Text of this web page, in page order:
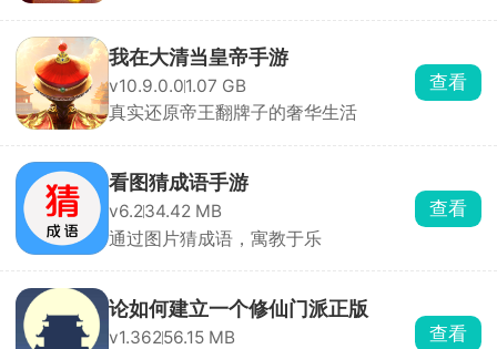
我在大清当皇帝手游
v10.9.0.01.07 GB
真实还原帝王翻牌子的奢华生活
查看
看图猜成语手游
v6.234.42 MB
通过图片猜成语，寓教于乐
查看
论如何建立一个修仙门派正版
v1.36256.15 MB
查看